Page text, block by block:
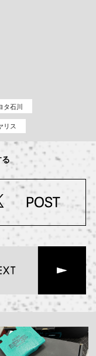
タ石川
リス